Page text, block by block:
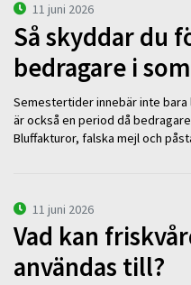
11 juni 2026
Så skyddar du
bedragare i
Semestertider innebär inte bara
är också en period då
Bluffakturor, falska mejl och
11 juni 2026
Vad kan
användas till?